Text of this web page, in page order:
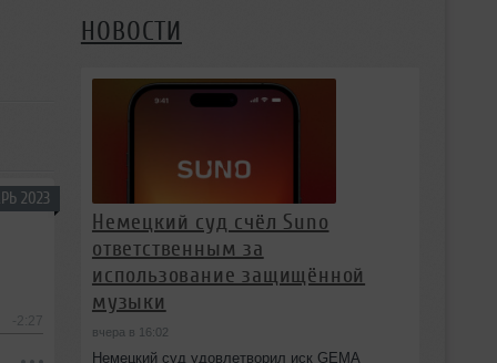
2023
-2:27
НОВОСТИ
Немецкий суд счёл Suno
ответственным за
использование защищённой
музыки
вчера в 16:02
Немецкий суд удовлетворил иск GEMA